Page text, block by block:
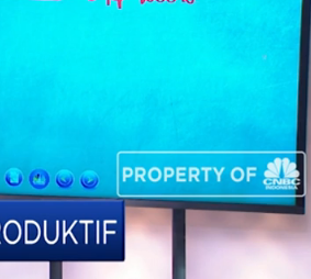
aset sekaligus bagaimana cara
dialog Maria Katarina dengan
Indonesia (Selasa, 28/01/2020)